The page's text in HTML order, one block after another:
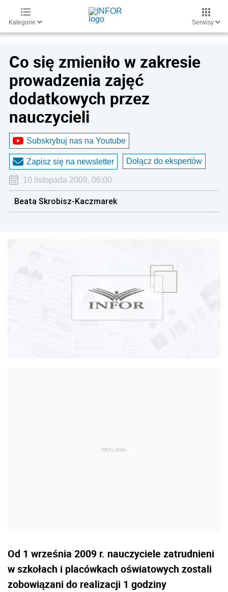
Kategorie Serwisy
Co się zmieniło w zakresie
prowadzenia zajęć
dodatkowych przez
nauczycieli
Subskrybuj nas na Youtube
Zapisz się na newsletter Dołącz do ekspertów
10 listopada 2009, 06:00
Beata Skrobisz-Kaczmarek
Od 1 września 2009 r. nauczyciele zatrudnieni
w szkołach i placówkach oświatowych zostali
zobowiązani do realizacji 1 godziny